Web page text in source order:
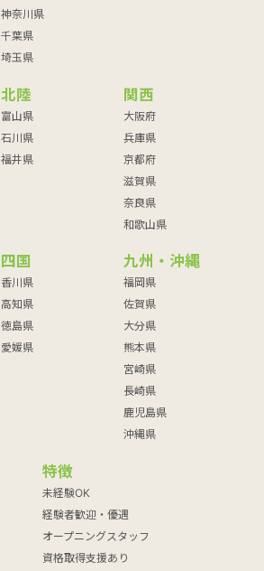
神奈川県
千葉県
埼玉県
北陸
富山県
石川県
福井県
関西
大阪府
兵庫県
京都府
滋賀県
奈良県
和歌山県
四国
香川県
高知県
徳島県
愛媛県
九州・沖縄
福岡県
佐賀県
大分県
熊本県
宮崎県
長崎県
鹿児島県
沖縄県
特徴
未経験OK
経験者歓迎・優遇
オープニングスタッフ
資格取得支援あり